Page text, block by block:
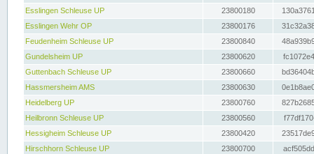
Esslingen Schleuse UP
23800180
Esslingen Wehr OP
23800176
Feudenheim Schleuse UP
23800840
Gundelsheim UP
23800620
Guttenbach Schleuse UP
23800660
Hassmersheim AMS
23800630
Heidelberg UP
23800760
Heilbronn Schleuse UP
23800560
Hessigheim Schleuse UP
23800420
Hirschhorn Schleuse UP
23800700